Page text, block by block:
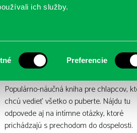
ich služby.
Preferencie
Čo by mali
Populárno-náučná kniha pre chlapcov,
chcú vedieť všetko o puberte. Nájdu tu
odpovede aj na intímne otázky, ktoré
prichádzajú s prechodom do dospelosti.